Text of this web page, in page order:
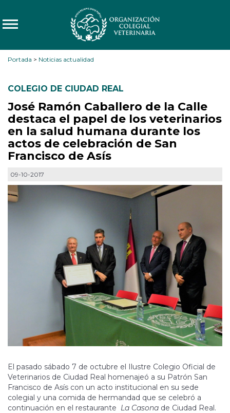
Portada > Noticias actualidad
COLEGIO DE CIUDAD REAL
José Ramón Caballero de la Calle
destaca el papel de los veterinarios
en la salud humana durante los
actos de celebración de San
Francisco de Asís
09-10-2017
El pasado sábado 7 de octubre el Ilustre Colegio Oficial de
Veterinarios de Ciudad Real homenajeó a su Patrón San
Francisco de Asís con un acto institucional en su sede
colegial y una comida de hermandad que se celebró a
continuación en el restaurante La Casona de Ciudad Real.